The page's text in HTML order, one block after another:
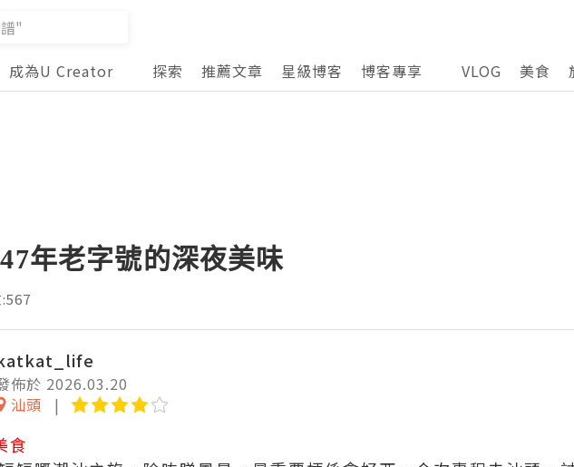
成為U Creator 探索 推薦文章 星級博客 博客專享 VLOG 美食
年老字號的深夜美味
佈於 2026.03.20
汕頭
食